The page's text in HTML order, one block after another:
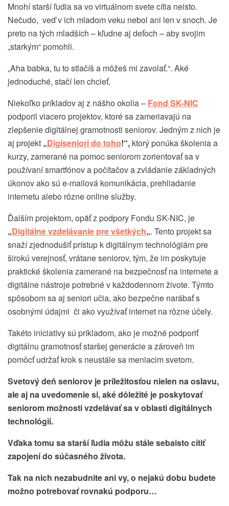
Mnohí starší ľudia sa vo virtuálnom svete cítia neisto.
Nečudo, veď v ich mladom veku nebol ani len v snoch. Je
preto na tých mladších – kľudne aj deťoch – aby svojim
„starkým“ pomohli.
„Aha babka, tu to stlačíš a môžeš mi zavolať.“. Aké
jednoduché, stačí len chcieť.
Niekoľko príkladov aj z nášho okolia – Fond SK-NIC
podporil viacero projektov, ktoré sa zameriavajú na
zlepšenie digitálnej gramotnosti seniorov. Jedným z nich je
aj projekt „Digiseniori do toho!“, ktorý ponúka školenia a
kurzy, zamerané na pomoc seniorom zorientovať sa v
používaní smartfónov a počítačov a zvládanie základných
úkonov ako sú e-mailová komunikácia, prehliadanie
internetu alebo rôzne online služby.
Ďalším projektom, opäť z podpory Fondu SK-NIC, je
„Digitálne vzdelávanie pre všetkých„. Tento projekt sa
snaží zjednodušiť prístup k digitálnym technológiám pre
širokú verejnosť, vrátane seniorov, tým, že im poskytuje
praktické školenia zamerané na bezpečnosť na internete a
digitálne nástroje potrebné v každodennom živote. Týmto
spôsobom sa aj seniori učia, ako bezpečne narábať s
osobnými údajmi či ako využívať internet na rôzne účely.
Takéto iniciatívy sú príkladom, ako je možné podporiť
digitálnu gramotnosť staršej generácie a zároveň im
pomôcť udržať krok s neustále sa meniacim svetom.
Svetový deň seniorov je príležitosťou nielen na oslavu,
ale aj na uvedomenie si, aké dôležité je poskytovať
seniorom možnosti vzdelávať sa v oblasti digitálnych
technológií.
Vďaka tomu sa starší ľudia môžu stále sebaisto cítiť
zapojení do súčasného života.
Tak na nich nezabudnite ani vy, o nejakú dobu budete
možno potrebovať rovnakú podporu…